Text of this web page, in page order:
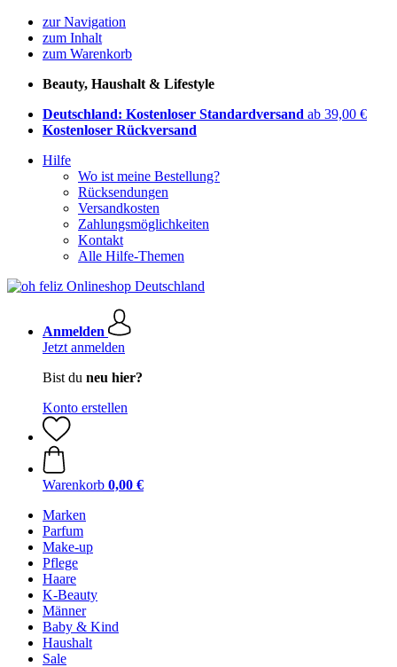
zur Navigation
zum Inhalt
zum Warenkorb
Beauty, Haushalt & Lifestyle
Deutschland: Kostenloser Standardversand ab 39,00 €
Kostenloser Rückversand
Hilfe
Wo ist meine Bestellung?
Rücksendungen
Versandkosten
Zahlungsmöglichkeiten
Kontakt
Alle Hilfe-Themen
Anmelden
Jetzt anmelden
Bist du neu hier?
Konto erstellen
Warenkorb 0,00 €
Marken
Parfum
Make-up
Pflege
Haare
K-Beauty
Männer
Baby & Kind
Haushalt
Sale